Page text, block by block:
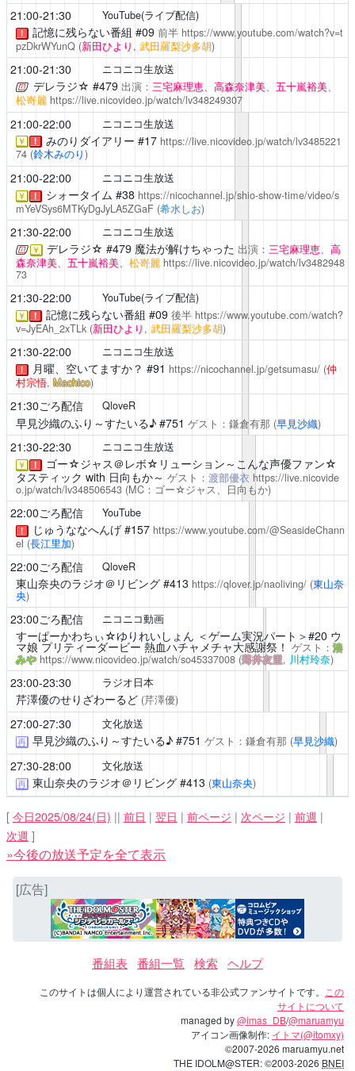
21:00-21:30 YouTube(ライブ配信)
！ 記憶に残らない番組 #09 前半 https://www.youtube.com/watch?v=t
pzDkrWYunQ (新田ひより , 武田羅梨沙多胡)
21:00-21:30 ニコニコ生放送
デレラジ☆ #479 出演： 三宅麻理恵、 高森奈津美、 五十嵐裕美、
松嵜麗 https://live.nicovideo.jp/watch/lv348249307
21:00-22:00 ニコニコ生放送
￥ ！ みのりダイアリー #17 https://live.nicovideo.jp/watch/lv3485221
74 (鈴木みのり)
21:00-22:00 ニコニコ生放送
￥ ！ シォータイム #38 https://nicochannel.jp/shio-show-time/video/s
mYeVSys6MTKyDgJyLA5ZGaF (希水しお)
21:30-22:00 ニコニコ生放送
￥ デレラジ☆ #479 魔法が解けちゃった 出演： 三宅麻理恵、 高
森奈津美、 五十嵐裕美、 松嵜麗 https://live.nicovideo.jp/watch/lv3482948
73
21:30-22:00 YouTube(ライブ配信)
￥ ！ 記憶に残らない番組 #09 後半 https://www.youtube.com/watch?
v=JyEAh_2xTLk (新田ひより , 武田羅梨沙多胡)
21:30-22:00 ニコニコ生放送
！ 月曜、空いてますか？ #91 https://nicochannel.jp/getsumasu/ (仲
村宗悟, Machico)
21:30ごろ配信 QloveR
早見沙織のふり～すたいる♪#751 ゲスト：鎌倉有那 (早見沙織)
21:30-22:30 ニコニコ生放送
￥ ！
ゴー☆ジャス＠レボ☆リューション～こんな声優ファン☆
タスティック with 日向もか～ ゲスト： 渡部優衣 https://live.nicovide
o.jp/watch/lv348506543 (MC：ゴー☆ジャス、日向もか)
22:00ごろ配信 YouTube
！ じゅうななへんげ#157 https://www.youtube.com/@SeasideChann
el (長江里加)
22:00ごろ配信 QloveR
東山奈央のラジオ＠リビング#413 https://qlover.jp/naoliving/ (東山奈
央)
23:00ごろ配信 ニコニコ動画
すーぱーかわちぃ☆ゆりれいしょん ＜ゲーム実況パート＞#20 ウ
マ娘 プリティーダービー 熱血ハチャメチャ大感謝祭！ゲスト：湊
みや https://www.nicovideo.jp/watch/so45337008 (薄井友里, 川村玲奈)
23:00-23:30 ラジオ日本
芹澤優のせりざわーるど (芹澤優)
27:00-27:30 文化放送
再 早見沙織のふり～すたいる♪#751 ゲスト：鎌倉有那 (早見沙織)
27:30-28:00 文化放送
再 東山奈央のラジオ＠リビング#413 (東山奈央)
[ 今日2025/08/24(日) || 前日 | 翌日 | 前ページ | 次ページ | 前週 |
次週 ]
»今後の放送予定を全て表示
[広告]
番組表 番組一覧 検索 ヘルプ
このサイトは個人により運営されている非公式ファンサイトです。
この
サイトについて
managed by@imas_DB/@maruamyu
アイコン画像制作: イトマ(@itomxy)
©2007-2026 maruamyu.net
THE IDOLM@STER: ©2003-2026 BNEI